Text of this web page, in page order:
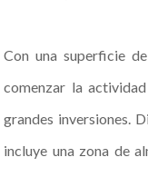
Con una superficie
comenzar la
grandes inversiones.
incluye una zona de